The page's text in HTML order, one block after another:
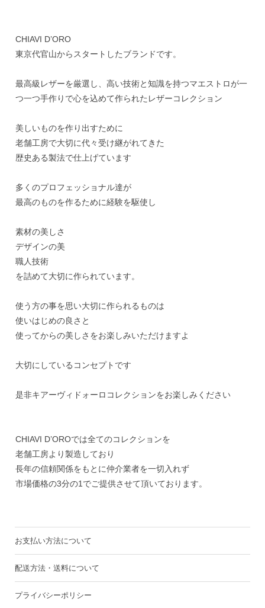
CHIAVI D’ORO
東京代官山からスタートしたブランドです。
最高級レザーを厳選し、高い技術と知識を持つマエストロが一
つ一つ手作りで心を込めて作られたレザーコレクション
美しいものを作り出すために
老舗工房で大切に代々受け継がれてきた
歴史ある製法で仕上げています
多くのプロフェッショナル達が
最高のものを作るために経験を駆使し
素材の美しさ
デザインの美
職人技術
を詰めて大切に作られています。
使う方の事を思い大切に作られるものは
使いはじめの良さと
使ってからの美しさをお楽しみいただけますよ
大切にしているコンセプトです
是非キアーヴィドォーロコレクションをお楽しみください
CHIAVI D’OROでは全てのコレクションを
老舗工房より製造しており
長年の信頼関係をもとに仲介業者を一切入れず
市場価格の3分の1でご提供させて頂いております。
お支払い方法について
配送方法・送料について
プライバシーポリシー